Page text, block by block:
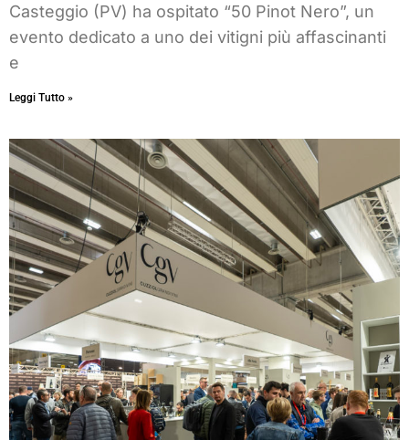
Casteggio (PV) ha ospitato “50 Pinot Nero”, un
evento dedicato a uno dei vitigni più affascinanti
e
Leggi Tutto »